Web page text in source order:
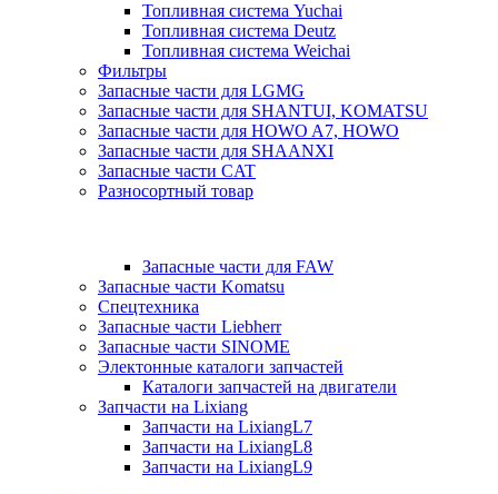
Топливная система Yuchai
Топливная система Deutz
Топливная система Weichai
Фильтры
Запасные части для LGMG
Запасные части для SHANTUI, KOMATSU
Запасные части для HOWO A7, HOWO
Запасные части для SHAANXI
Запасные части CAT
Разносортный товар
Запасные части для FAW
Запасные части Komatsu
Спецтехника
Запасные части Liebherr
Запасные части SINOME
Электонные каталоги запчастей
Каталоги запчастей на двигатели
Запчасти на Lixiang
Запчасти на LixiangL7
Запчасти на LixiangL8
Запчасти на LixiangL9